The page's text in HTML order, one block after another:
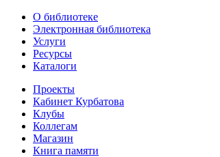
О библиотеке
Электронная библиотека
Услуги
Ресурсы
Каталоги
Проекты
Кабинет Курбатова
Клубы
Коллегам
Магазин
Книга памяти